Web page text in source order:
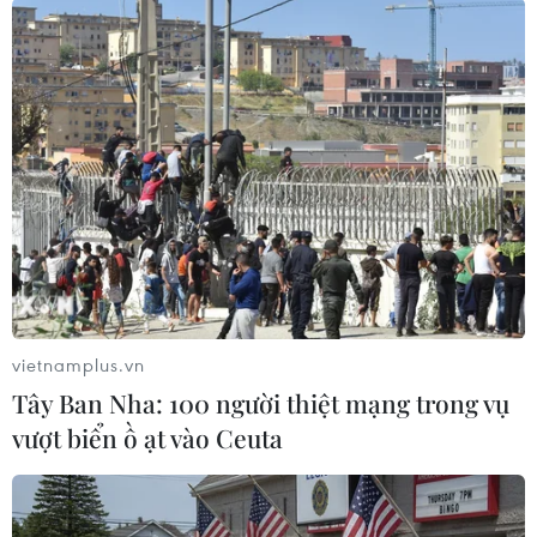
(TTXVN/Vietnam+)
vietnamplus.vn
Tây Ban Nha: 100 người thiệt mạng trong vụ
vượt biển ồ ạt vào Ceuta